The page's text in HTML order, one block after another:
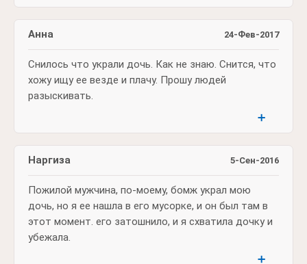
24-Фев-2017
Анна
Снилось что украли дочь. Как не знаю. Снится, что
хожу ищу ее везде и плачу. Прошу людей
разыскивать.
➕
5-Сен-2016
Наргиза
Пожилой мужчина, по-моему, бомж украл мою
дочь, но я ее нашла в его мусорке, и он был там в
этот момент. его затошнило, и я схватила дочку и
убежала.
➕